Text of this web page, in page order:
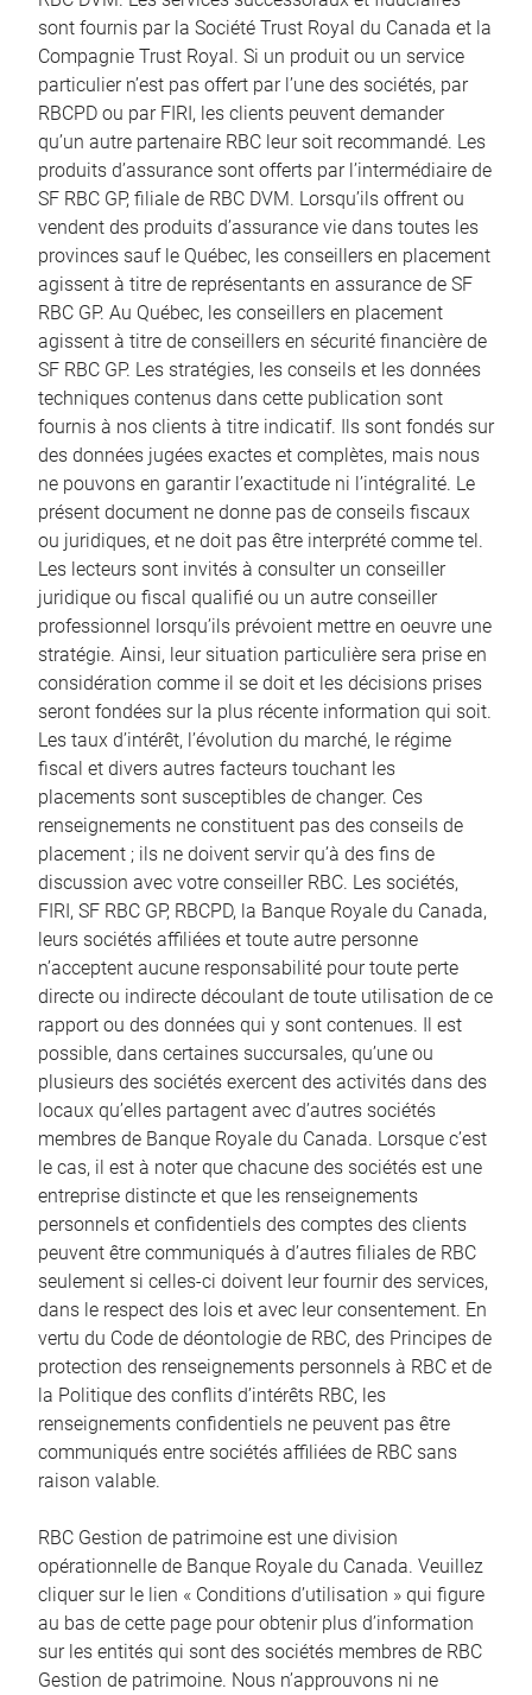
sont fournis par la Société Trust Royal du Canada et la
Compagnie Trust Royal. Si un produit ou un service
particulier n’est pas offert par l’une des sociétés, par
RBCPD ou par FIRI, les clients peuvent demander
qu’un autre partenaire RBC leur soit recommandé. Les
produits d’assurance sont offerts par l’intermédiaire de
SF RBC GP, filiale de RBC DVM. Lorsqu’ils offrent ou
vendent des produits d’assurance vie dans toutes les
provinces sauf le Québec, les conseillers en placement
agissent à titre de représentants en assurance de SF
RBC GP. Au Québec, les conseillers en placement
agissent à titre de conseillers en sécurité financière de
SF RBC GP. Les stratégies, les conseils et les données
techniques contenus dans cette publication sont
fournis à nos clients à titre indicatif. Ils sont fondés sur
des données jugées exactes et complètes, mais nous
ne pouvons en garantir l’exactitude ni l’intégralité. Le
présent document ne donne pas de conseils fiscaux
ou juridiques, et ne doit pas être interprété comme tel.
Les lecteurs sont invités à consulter un conseiller
juridique ou fiscal qualifié ou un autre conseiller
professionnel lorsqu’ils prévoient mettre en oeuvre une
stratégie. Ainsi, leur situation particulière sera prise en
considération comme il se doit et les décisions prises
seront fondées sur la plus récente information qui soit.
Les taux d’intérêt, l’évolution du marché, le régime
fiscal et divers autres facteurs touchant les
placements sont susceptibles de changer. Ces
renseignements ne constituent pas des conseils de
placement ; ils ne doivent servir qu’à des fins de
discussion avec votre conseiller RBC. Les sociétés,
FIRI, SF RBC GP, RBCPD, la Banque Royale du Canada,
leurs sociétés affiliées et toute autre personne
n’acceptent aucune responsabilité pour toute perte
directe ou indirecte découlant de toute utilisation de ce
rapport ou des données qui y sont contenues. Il est
possible, dans certaines succursales, qu’une ou
plusieurs des sociétés exercent des activités dans des
locaux qu’elles partagent avec d’autres sociétés
membres de Banque Royale du Canada. Lorsque c’est
le cas, il est à noter que chacune des sociétés est une
entreprise distincte et que les renseignements
personnels et confidentiels des comptes des clients
peuvent être communiqués à d’autres filiales de RBC
seulement si celles-ci doivent leur fournir des services,
dans le respect des lois et avec leur consentement. En
vertu du Code de déontologie de RBC, des Principes de
protection des renseignements personnels à RBC et de
la Politique des conflits d’intérêts RBC, les
renseignements confidentiels ne peuvent pas être
communiqués entre sociétés affiliées de RBC sans
raison valable.
RBC Gestion de patrimoine est une division
opérationnelle de Banque Royale du Canada. Veuillez
cliquer sur le lien « Conditions d’utilisation » qui figure
au bas de cette page pour obtenir plus d’information
sur les entités qui sont des sociétés membres de RBC
Gestion de patrimoine. Nous n’approuvons ni ne